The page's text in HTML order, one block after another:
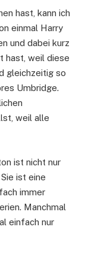
hast, kann ich
einmal Harry
und dabei kurz
hast, weil diese
gleichzeitig so
Umbridge.
weil alle
ist nicht nur
ist eine
immer
Manchmal
einfach nur